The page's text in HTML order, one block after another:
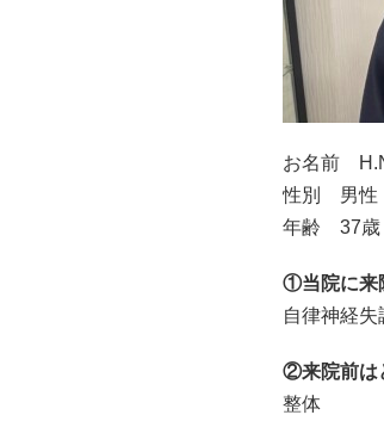
お名前
性別 男性
年齢 37歳
①当院に来
自律神経失
②来院前は
整体